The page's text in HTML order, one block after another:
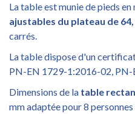
La table est munie de pieds en
ajustables du plateau de 64,
carrés.
La table dispose d'un
PN-EN 1729-1:2016-02,
Dimensions de la table
mm adaptée pour 8 personnes